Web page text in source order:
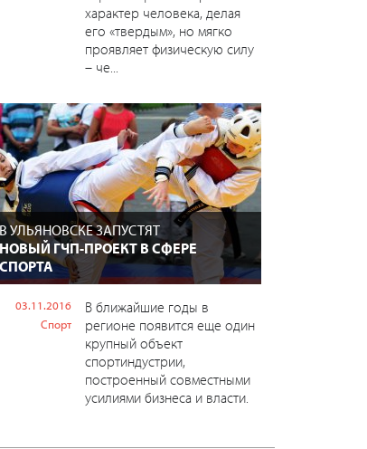
характер человека, делая
его «твердым», но мягко
проявляет физическую силу
– че...
В УЛЬЯНОВСКЕ ЗАПУСТЯТ
НОВЫЙ ГЧП-ПРОЕКТ В СФЕРЕ
03.11.2016
Спорт
В ближайшие годы в
регионе появится еще один
крупный объект
спортиндустрии,
построенный совместными
усилиями бизнеса и власти.